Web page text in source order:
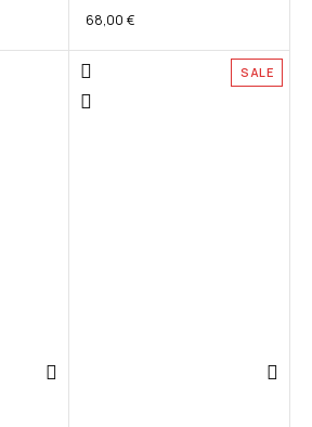
68,00 €
SALE